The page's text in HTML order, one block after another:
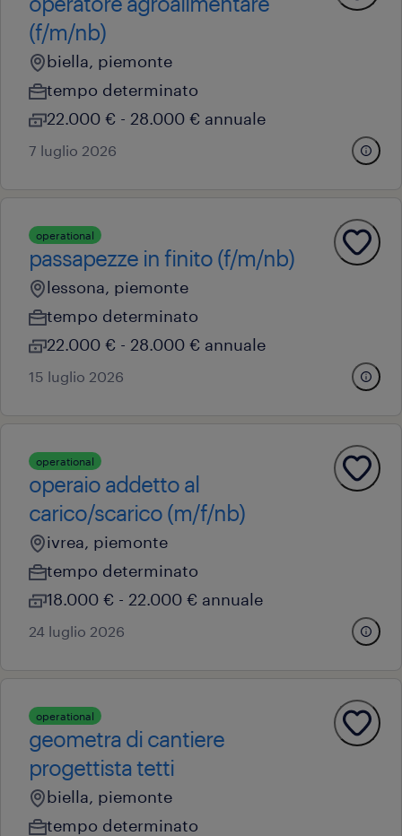
(f/m/nb)
biella, piemonte
tempo determinato
22.000 € - 28.000 € annuale
7 luglio 2026
operational
passapezze in finito (f/m/nb)
lessona, piemonte
tempo determinato
22.000 € - 28.000 € annuale
15 luglio 2026
operational
operaio addetto al
carico/scarico (m/f/nb)
ivrea, piemonte
tempo determinato
18.000 € - 22.000 € annuale
24 luglio 2026
operational
geometra di cantiere
progettista tetti
biella, piemonte
tempo determinato